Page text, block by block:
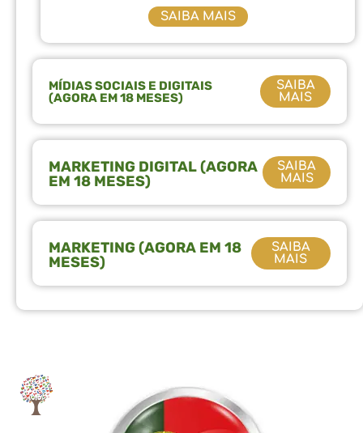
SAIBA
MAIS
MARKETING (AGORA EM 18
MESES)
SAIBA
MAIS
MARKETING DIGITAL (AGORA
EM 18 MESES)
SAIBA
MAIS
MÍDIAS SOCIAIS E DIGITAIS
(AGORA EM 18 MESES)
SAIBA MAIS